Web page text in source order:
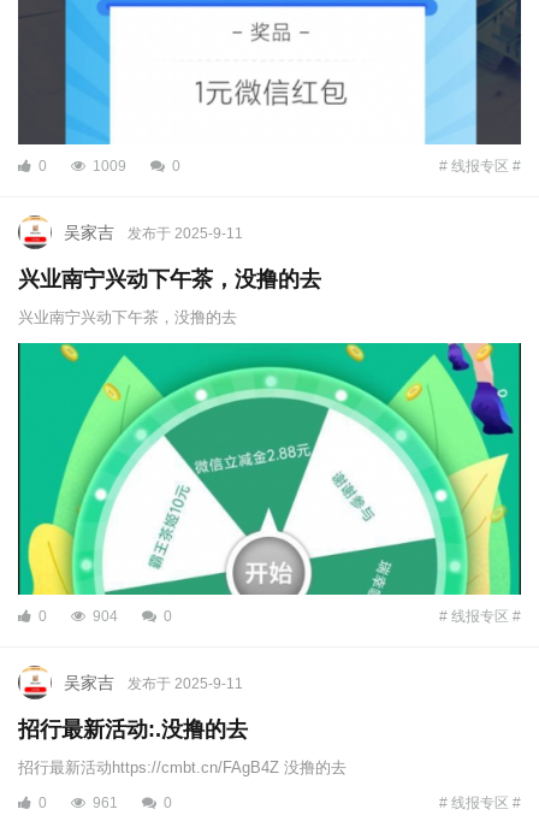
0 1009 0 # 线报专区 #
吴家吉 发布于 2025-9-11
兴业南宁兴动下午茶，没撸的去
兴业南宁兴动下午茶，没撸的去
0 904 0 # 线报专区 #
吴家吉 发布于 2025-9-11
招行最新活动:.没撸的去
招行最新活动https://cmbt.cn/FAgB4Z 没撸的去
0 961 0 # 线报专区 #